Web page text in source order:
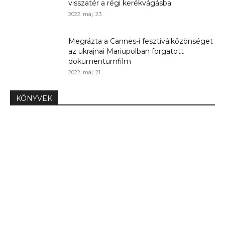
visszatér a régi kerékvágásba
2022. máj. 23.
Megrázta a Cannes-i fesztiválközönséget
az ukrajnai Mariupolban forgatott
dokumentumfilm
2022. máj. 21.
KÖNYVEK